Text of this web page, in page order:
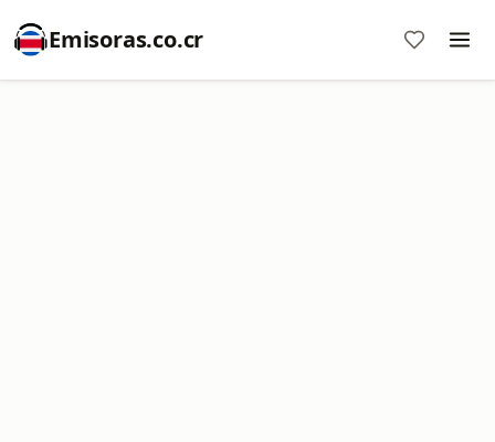
Emisoras.co.cr